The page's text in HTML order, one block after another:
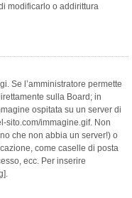
modificarlo o addirittura
Se l’amministratore permette
sulla Board; in
ospitata su un server di
sito.com/immagine.gif. Non
che non abbia un server!) o
come caselle di posta
ecc. Per inserire